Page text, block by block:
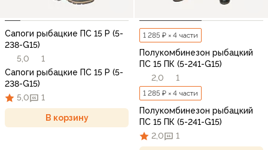
Сапоги рыбацкие ПС 15 Р (5-
238-G15)
5,0
1
Сапоги рыбацкие ПС 15 Р (5-
238-G15)
5,0
1
В корзину
1 285 ₽ × 4 части
Полукомбинезон рыбацкий
ПС 15 ПК (5-241-G15)
2,0
1
1 285 ₽ × 4 части
Полукомбинезон рыбацкий
ПС 15 ПК (5-241-G15)
2,0
1